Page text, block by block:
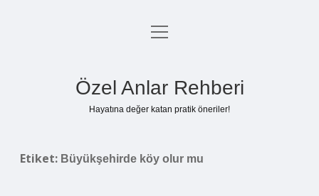
Anasayfa
menüyü
Özel Anlar Rehberi
Hayatına değer katan pratik öneriler!
Etiket: Büyükşehirde köy olur mu